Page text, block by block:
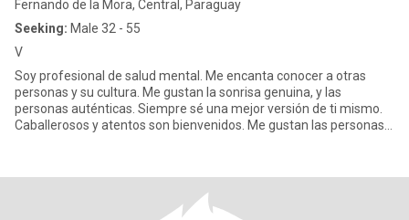
Fernando de la Mora, Central, Paraguay
Seeking: Male 32 - 55
V
Soy profesional de salud mental. Me encanta conocer a otras
personas y su cultura. Me gustan la sonrisa genuina, y las
personas auténticas. Siempre sé una mejor versión de ti mismo.
Caballerosos y atentos son bienvenidos. Me gustan las personas